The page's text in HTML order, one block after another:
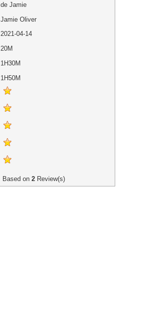
de Jamie
Jamie Oliver
2021-04-14
20M
1H30M
1H50M
Based on 2 Review(s)